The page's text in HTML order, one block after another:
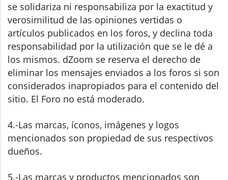
se solidariza ni responsabiliza por la exactitud y
verosimilitud de las opiniones vertidas o
artículos publicados en los foros, y declina toda
responsabilidad por la utilización que se le dé a
los mismos. dZoom se reserva el derecho de
eliminar los mensajes enviados a los foros si son
considerados inapropiados para el contenido del
sitio. El Foro no está moderado.
4.-Las marcas, íconos, imágenes y logos
mencionados son propiedad de sus respectivos
dueños.
5.-Las marcas y productos mencionados son